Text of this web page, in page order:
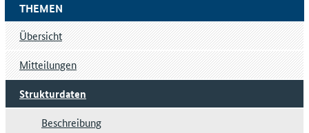
THEMEN
Übersicht
Mitteilungen
Strukturdaten
Beschreibung